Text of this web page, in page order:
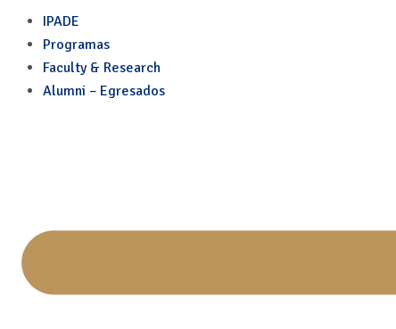
IPADE
Programas
Faculty & Research
Alumni – Egresados